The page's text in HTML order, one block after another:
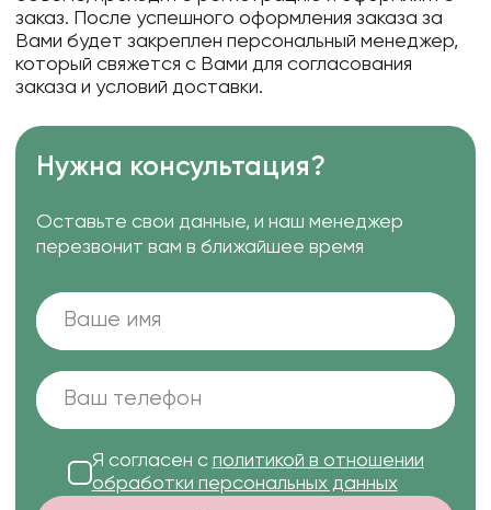
заказ. После успешного оформления заказа за
Вами будет закреплен персональный менеджер,
который свяжется с Вами для согласования
заказа и условий доставки.
Нужна консультация?
Оставьте свои данные, и наш менеджер
перезвонит вам в ближайшее время
Я согласен с политикой в отношении
обработки персональных данных